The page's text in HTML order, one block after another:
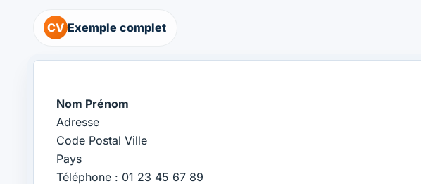
CV Exemple complet
Nom Prénom
Adresse
Code Postal Ville
Pays
Téléphone : 01 23 45 67 89